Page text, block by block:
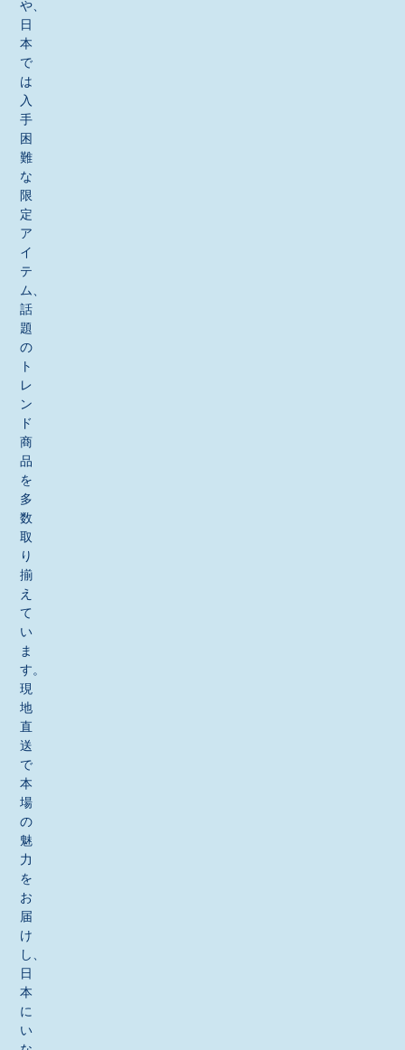
や、
日
本
で
は
入
手
困
難
な
限
定
ア
イ
テ
ム、
話
題
の
ト
レ
ン
ド
商
品
を
多
数
取
り
揃
え
て
い
ま
す。
現
地
直
送
で
本
場
の
魅
力
を
お
届
け
し、
日
本
に
い